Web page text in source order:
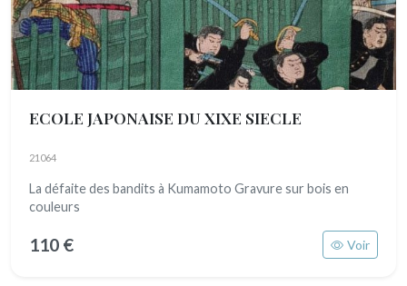
ECOLE JAPONAISE DU XIXE SIECLE
21064
La défaite des bandits à Kumamoto Gravure sur bois en
couleurs
110 € Voir